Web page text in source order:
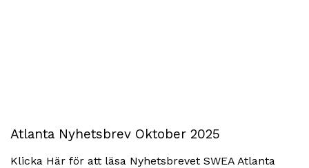
Atlanta Nyhetsbrev Oktober 2025
Klicka Här för att läsa Nyhetsbrevet SWEA Atlanta